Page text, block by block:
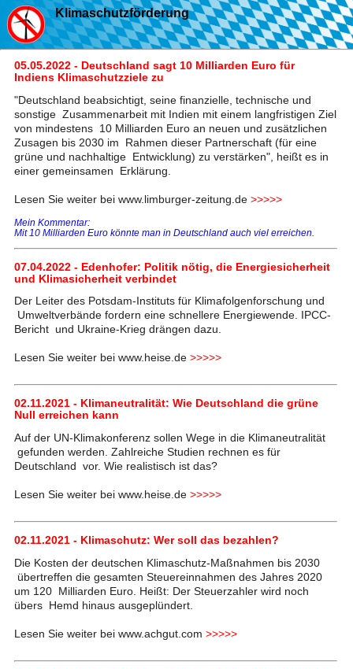
Klimaschutzförderung
05.05.2022 - Deutschland sagt 10 Milliarden Euro für
Indiens Klimaschutzziele zu
"Deutschland beabsichtigt, seine finanzielle, technische und
sonstige Zusammenarbeit mit Indien mit einem langfristigen Ziel
von mindestens 10 Milliarden Euro an neuen und zusätzlichen
Zusagen bis 2030 im Rahmen dieser Partnerschaft (für eine
grüne und nachhaltige Entwicklung) zu verstärken", heißt es in
einer gemeinsamen Erklärung.
Lesen Sie weiter bei www.limburger-zeitung.de >>>>>
Mein Kommentar:
Mit 10 Milliarden Euro könnte man in Deutschland auch viel erreichen.
07.04.2022 - Edenhofer: Politik nötig, die Energiesicherheit
und Klimasicherheit verbindet
Der Leiter des Potsdam-Instituts für Klimafolgenforschung und
Umweltverbände fordern eine schnellere Energiewende. IPCC-
Bericht und Ukraine-Krieg drängen dazu.
Lesen Sie weiter bei www.heise.de >>>>>
02.11.2021 - Klimaneutralität: Wie Deutschland die grüne
Null erreichen kann
Auf der UN-Klimakonferenz sollen Wege in die Klimaneutralität
gefunden werden. Zahlreiche Studien rechnen es für
Deutschland vor. Wie realistisch ist das?
Lesen Sie weiter bei www.heise.de >>>>>
02.11.2021 - Klimaschutz: Wer soll das bezahlen?
Die Kosten der deutschen Klimaschutz-Maßnahmen bis 2030
übertreffen die gesamten Steuereinnahmen des Jahres 2020
um 120 Milliarden Euro. Heißt: Der Steuerzahler wird noch
übers Hemd hinaus ausgeplündert.
Lesen Sie weiter bei www.achgut.com >>>>>